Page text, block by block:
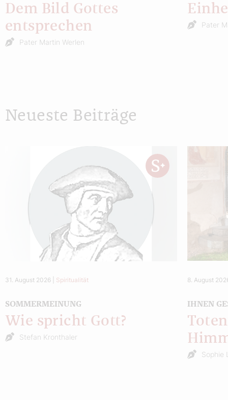
Dem Bild Gottes
entsprechen
Pater Martin Werlen
Pater
Neueste Beiträge
31. August 2026 Spiritualität
SOMMERMEINUNG
Wie spricht Gott?
Stefan Kronthaler
8. August
IHNEN
Sophie